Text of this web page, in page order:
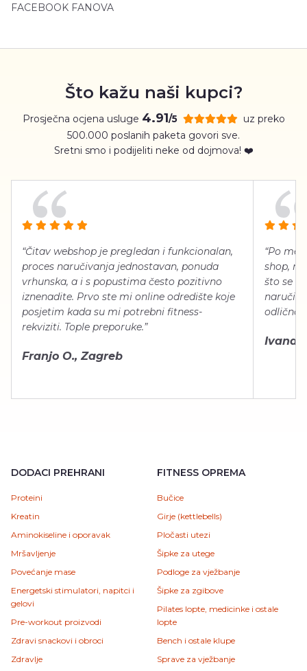
FACEBOOK FANOVA
Što kažu naši kupci?
Prosječna ocjena usluge 4.91/5
uz preko
500.000 poslanih paketa govori sve.
Sretni smo i podijeliti neke od dojmova! ❤️
“Čitav webshop je pregledan i funkcionalan,
proces naručivanja jednostavan, ponuda
vrhunska, a i s popustima često pozitivno
iznenadite. Prvo ste mi online odredište koje
posjetim kada su mi potrebni fitness-
rekviziti. Tople preporuke.”
Franjo O., Zagreb
“Po
shop,
što se
naručiti,
odlično
Ivana
DODACI PREHRANI
Proteini
Kreatin
Aminokiseline i oporavak
Mršavljenje
Povećanje mase
Energetski stimulatori, napitci i
gelovi
Pre-workout proizvodi
Zdravi snackovi i obroci
Zdravlje
FITNESS OPREMA
Bučice
Girje (kettlebells)
Pločasti utezi
Šipke za utege
Podloge za vježbanje
Šipke za zgibove
Pilates lopte, medicinke i ostale
lopte
Bench i ostale klupe
Sprave za vježbanje